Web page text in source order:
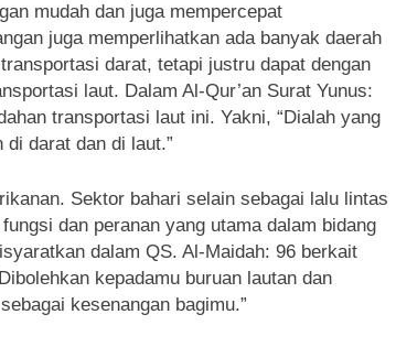
mudah dan juga mempercepat
juga memperlihatkan ada banyak daerah
darat, tetapi justru dapat dengan
laut. Dalam Al-Qur’an Surat Yunus:
transportasi laut ini. Yakni, “Dialah yang
di darat dan di laut.”
Sektor bahari selain sebagai lalu lintas
dan peranan yang utama dalam bidang
dalam QS. Al-Maidah: 96 berkait
kepadamu buruan lautan dan
kesenangan bagimu.”